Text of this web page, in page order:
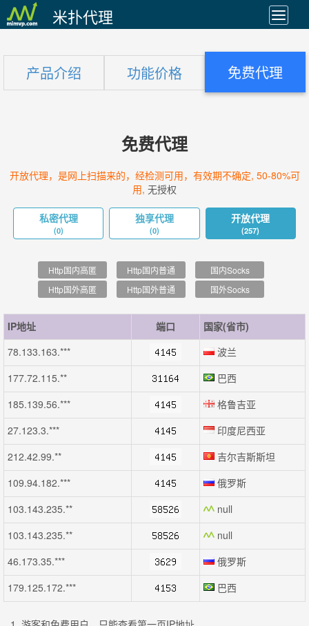
米扑代理
产品介绍 功能价格 免费代理
免费代理
开放代理，是网上扫描来的，经检测可用，有效期不确定, 50-80%可
用, 无授权
私密代理
(0)
独享代理
(0)
开放代理
(257)
Http国内高匿 Http国内普通 国内Socks
Http国外高匿 Http国外普通 国外Socks
IP地址 端口 国家(省市)
78.133.163.*** 波兰
177.72.115.** 巴西
185.139.56.*** 格鲁吉亚
27.123.3.*** 印度尼西亚
212.42.99.** 吉尔吉斯斯坦
109.94.182.*** 俄罗斯
103.143.235.** null
103.143.235.** null
46.173.35.*** 俄罗斯
179.125.172.*** 巴西